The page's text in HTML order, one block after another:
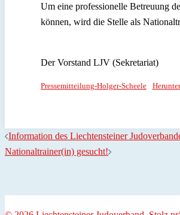
Um eine professionelle Betreuung
können, wird die Stelle als
Der Vorstand LJV (Sekretariat)
Pressemitteilung-Holger-Scheele
Information des Liechtensteiner
Nationaltrainer(in) gesucht!